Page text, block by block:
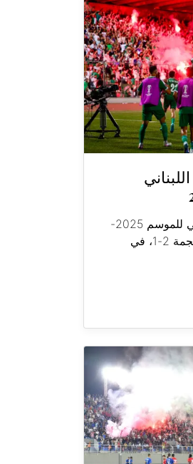
الأنصار بطلًا للدوري اللبناني للموسم 2025-
2026 فوز الأنصار على النجمة 2-1، في